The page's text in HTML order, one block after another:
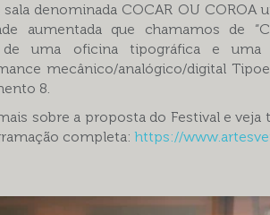
sala denominada COCAR OU COROA
aumentada que chamamos de
uma oficina tipográfica e uma
mecânico/analógico/digital
8.
sobre a proposta do Festival e
completa:https://